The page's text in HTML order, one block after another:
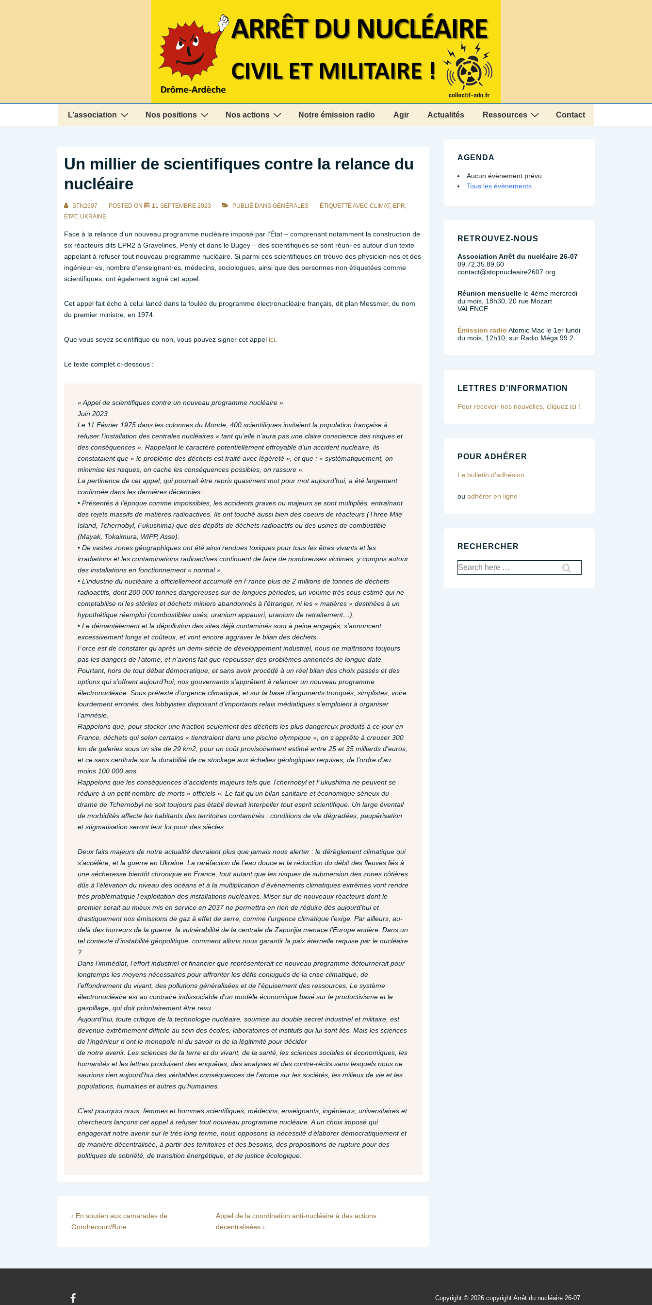
L’association Nos positions Nos actions Notre émission radio Agir Actualités Ressources Contact
Un millier de scientifiques contre la relance du
nucléaire
STN2607 POSTED ON 11 SEPTEMBRE 2023 PUBLIÉ DANS GÉNÉRALES ÉTIQUETTÉ AVEC CLIMAT, EPR,
ÉTAT, UKRAINE
Face à la relance d’un nouveau programme nucléaire imposé par l’État – comprenant notamment la construction de
six réacteurs dits EPR2 à Gravelines, Penly et dans le Bugey – des scientifiques se sont réuni·es autour d’un texte
appelant à refuser tout nouveau programme nucléaire. Si parmi ces scientifiques on trouve des physicien·nes et des
ingénieur·es, nombre d’enseignant·es, médecins, sociologues, ainsi que des personnes non étiquetées comme
scientifiques, ont également signé cet appel.
Cet appel fait écho à celui lancé dans la foulée du programme électronucléaire français, dit plan Messmer, du nom
du premier ministre, en 1974.
Que vous soyez scientifique ou non, vous pouvez signer cet appel ici
Le texte complet ci-dessous :
« Appel de scientifiques contre un nouveau programme nucléaire »
Juin 2023
Le 11 Février 1975 dans les colonnes du Monde, 400 scientifiques invitaient la population française à
refuser l’installation des centrales nucléaires « tant qu’elle n’aura pas une claire conscience des risques et
des conséquences ». Rappelant le caractère potentiellement effroyable d’un accident nucléaire, ils
constataient que « le problème des déchets est traité avec légèreté », et que : « systématiquement, on
minimise les risques, on cache les conséquences possibles, on rassure ».
La pertinence de cet appel, qui pourrait être repris quasiment mot pour mot aujourd’hui, a été largement
confirmée dans les dernières décennies :
• Présentés à l’époque comme impossibles, les accidents graves ou majeurs se sont multipliés, entraînant
des rejets massifs de matières radioactives. Ils ont touché aussi bien des coeurs de réacteurs (Three Mile
Island, Tchernobyl, Fukushima) que des dépôts de déchets radioactifs ou des usines de combustible
(Mayak, Tokaimura, WIPP, Asse).
• De vastes zones géographiques ont été ainsi rendues toxiques pour tous les êtres vivants et les
irradiations et les contaminations radioactives continuent de faire de nombreuses victimes, y compris autour
des installations en fonctionnement « normal ».
• L’industrie du nucléaire a officiellement accumulé en France plus de 2 millions de tonnes de déchets
radioactifs, dont 200 000 tonnes dangereuses sur de longues périodes, un volume très sous estimé qui ne
comptabilise ni les stériles et déchets miniers abandonnés à l’étranger, ni les « matières » destinées à un
hypothétique réemploi (combustibles usés, uranium appauvri, uranium de retraitement…).
• Le démantèlement et la dépollution des sites déjà contaminés sont à peine engagés, s’annoncent
excessivement longs et coûteux, et vont encore aggraver le bilan des déchets.
Force est de constater qu’après un demi-siècle de développement industriel, nous ne maîtrisons toujours
pas les dangers de l’atome, et n’avons fait que repousser des problèmes annoncés de longue date.
Pourtant, hors de tout débat démocratique, et sans avoir procédé à un réel bilan des choix passés et des
options qui s’offrent aujourd’hui, nos gouvernants s’apprêtent à relancer un nouveau programme
électronucléaire. Sous prétexte d’urgence climatique, et sur la base d’arguments tronqués, simplistes, voire
lourdement erronés, des lobbyistes disposant d’importants relais médiatiques s’emploient à organiser
l’amnésie.
Rappelons que, pour stocker une fraction seulement des déchets les plus dangereux produits à ce jour en
France, déchets qui selon certains « tiendraient dans une piscine olympique », on s’apprête à creuser 300
km de galeries sous un site de 29 km2, pour un coût provisoirement estimé entre 25 et 35 milliards d’euros,
et ce sans certitude sur la durabilité de ce stockage aux échelles géologiques requises, de l’ordre d’au
moins 100 000 ans.
Rappelons que les conséquences d’accidents majeurs tels que Tchernobyl et Fukushima ne peuvent se
réduire à un petit nombre de morts « officiels ». Le fait qu’un bilan sanitaire et économique sérieux du
drame de Tchernobyl ne soit toujours pas établi devrait interpeller tout esprit scientifique. Un large éventail
de morbidités affecte les habitants des territoires contaminés : conditions de vie dégradées, paupérisation
et stigmatisation seront leur lot pour des siècles.
Deux faits majeurs de notre actualité devraient plus que jamais nous alerter : le dérèglement climatique qui
s’accélère, et la guerre en Ukraine. La raréfaction de l’eau douce et la réduction du débit des fleuves liés à
une sécheresse bientôt chronique en France, tout autant que les risques de submersion des zones côtières
dûs à l’élévation du niveau des océans et à la multiplication d’évènements climatiques extrêmes vont rendre
très problématique l’exploitation des installations nucléaires. Miser sur de nouveaux réacteurs dont le
premier serait au mieux mis en service en 2037 ne permettra en rien de réduire dès aujourd’hui et
drastiquement nos émissions de gaz à effet de serre, comme l’urgence climatique l’exige. Par ailleurs, au-
delà des horreurs de la guerre, la vulnérabilité de la centrale de Zaporijia menace l’Europe entière. Dans un
tel contexte d’instabilité géopolitique, comment allons nous garantir la paix éternelle requise par le nucléaire
?
Dans l’immédiat, l’effort industriel et financier que représenterait ce nouveau programme détournerait pour
longtemps les moyens nécessaires pour affronter les défis conjugués de la crise climatique, de
l’effondrement du vivant, des pollutions généralisées et de l’épuisement des ressources. Le système
électronucléaire est au contraire indissociable d’un modèle économique basé sur le productivisme et le
gaspillage, qui doit prioritairement être revu.
Aujourd’hui, toute critique de la technologie nucléaire, soumise au double secret industriel et militaire, est
devenue extrêmement difficile au sein des écoles, laboratoires et instituts qui lui sont liés. Mais les sciences
de l’ingénieur n’ont le monopole ni du savoir ni de la légitimité pour décider
de notre avenir. Les sciences de la terre et du vivant, de la santé, les sciences sociales et économiques, les
humanités et les lettres produisent des enquêtes, des analyses et des contre-récits sans lesquels nous ne
saurions rien aujourd’hui des véritables conséquences de l’atome sur les sociétés, les milieux de vie et les
populations, humaines et autres qu’humaines.
C’est pourquoi nous, femmes et hommes scientifiques, médecins, enseignants, ingénieurs, universitaires et
chercheurs lançons cet appel à refuser tout nouveau programme nucléaire. A un choix imposé qui
engagerait notre avenir sur le très long terme, nous opposons la nécessité d’élaborer démocratiquement et
de manière décentralisée, à partir des territoires et des besoins, des propositions de rupture pour des
politiques de sobriété, de transition énergétique, et de justice écologique.
Navigation
de
Previous
Post
‹ En soutien aux camarades de
Gondrecourt/Bure
Next
Post
Appel de la coordination anti-nucléaire à des actions
décentralisées ›
AGENDA
Aucun évènement prévu
Tous les évènements
RETROUVEZ-NOUS
Association Arrêt du nucléaire 26-07
09.72.35.89.60
contact@stopnucleaire2607.org
Réunion mensuelle le 4ème mercredi
du mois, 18h30, 20 rue Mozart
VALENCE
Émission radio Atomic Mac le 1er lundi
du mois, 12h10, sur Radio Méga 99.2
LETTRES D’INFORMATION
Pour recevoir nos nouvelles, cliquez ici !
POUR ADHÉRER
Le bulletin d’adhésion
ou adhérer en ligne
RECHERCHER
Recherche
pour:
Copyright © 2026 copyright Arrêt du nucléaire 26-07